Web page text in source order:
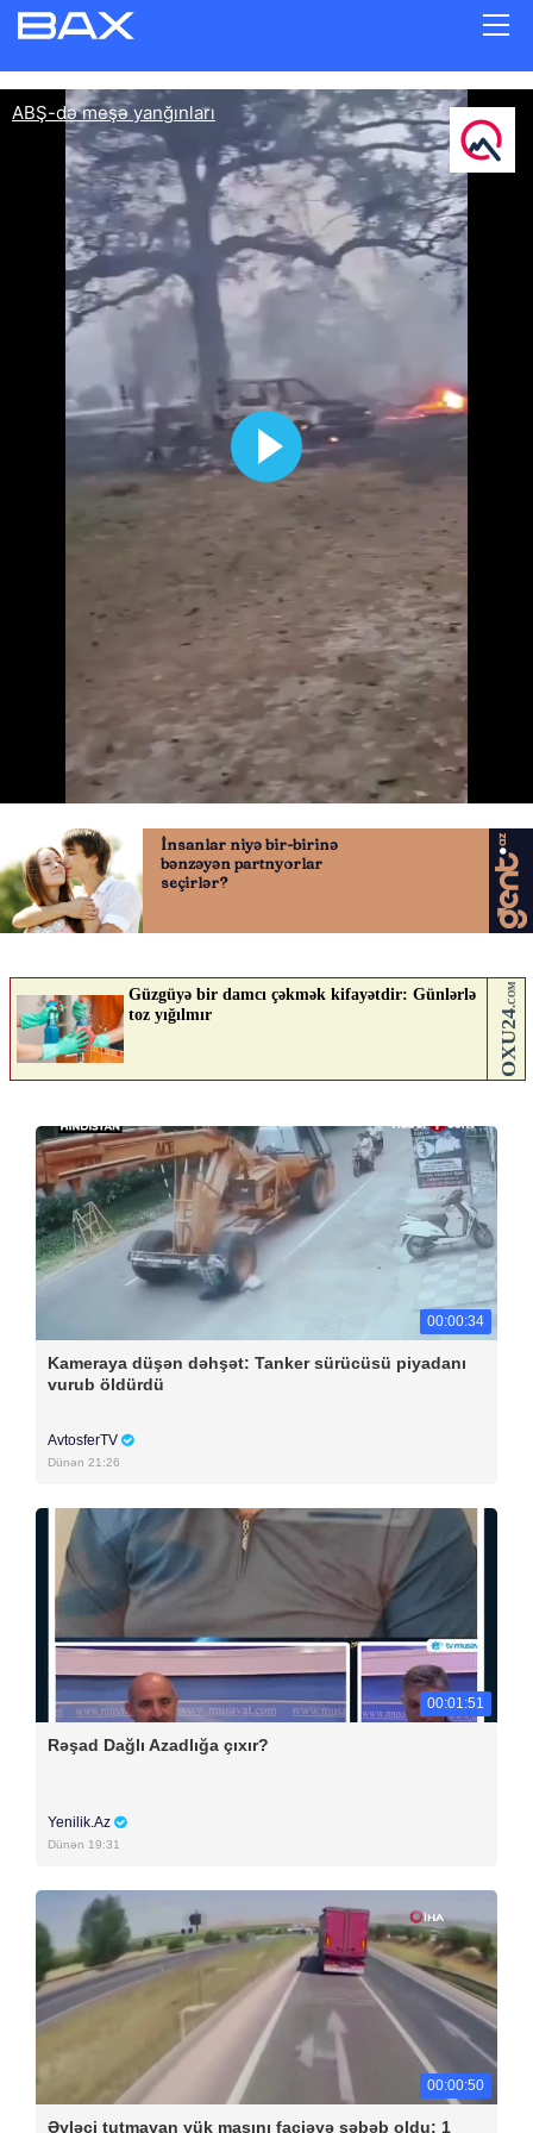
ABŞ-də meşə yanğınları
24.04.2026
QAFQAZINFO.AZ ABUNƏ OL
Nə düşünürsən?
00:00:34
Kameraya düşən dəhşət: Tanker sürücüsü piyadanı
vurub öldürdü
AvtosferTV
Dünən 21:26
00:01:51
Rəşad Dağlı Azadlığa çıxır?
Yenilik.Az
Dünən 19:31
00:00:50
Əyləci tutmayan yük maşını faciəyə səbəb oldu: 1